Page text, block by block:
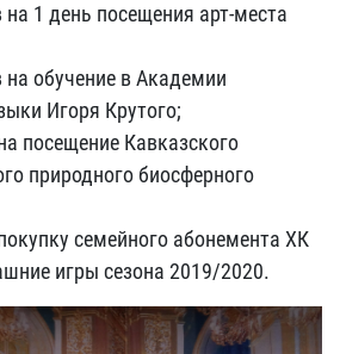
на 1 день посещения арт-места
на обучение в Академии
Игоря Крутого;
посещение Кавказского
природного биосферного
семейного абонемента ХК
игры сезона 2019/2020.